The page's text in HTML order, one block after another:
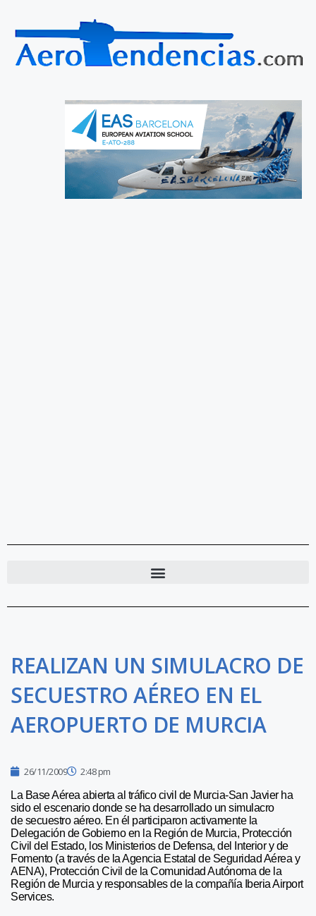
REALIZAN UN SIMULACRO DE
SECUESTRO AÉREO EN EL
AEROPUERTO DE MURCIA
26/11/2009 2:48 pm
La Base Aérea abierta al tráfico civil de Murcia-San Javier ha
sido el escenario donde se ha desarrollado un simulacro
de secuestro aéreo. En él participaron activamente la
Delegación de Gobierno en la Región de Murcia, Protección
Civil del Estado, los Ministerios de Defensa, del Interior y de
Fomento (a través de la Agencia Estatal de Seguridad Aérea y
AENA), Protección Civil de la Comunidad Autónoma de la
Región de Murcia y responsables de la compañía Iberia Airport
Services.